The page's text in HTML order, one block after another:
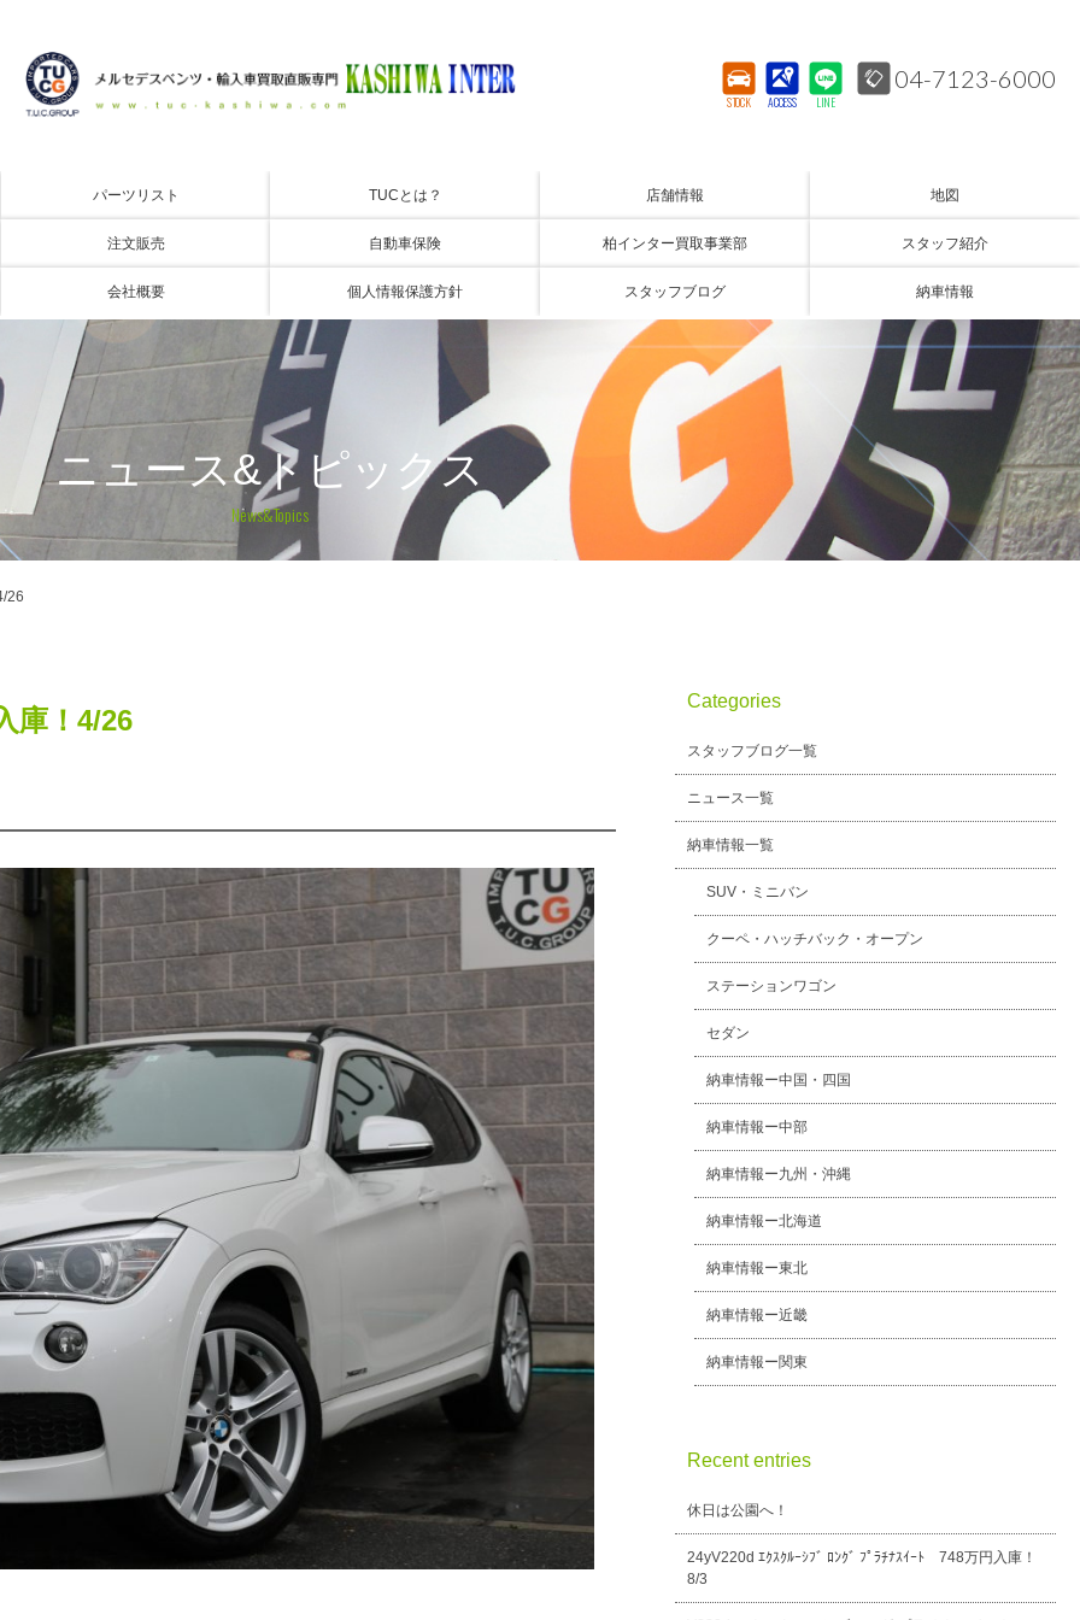
STOCK ACCESS LINE
04-7123-6000
パーツリスト TUCとは？ 店舗情報 地図
注文販売 自動車保険 柏インター買取事業部 スタッフ紹介
会社概要 個人情報保護方針 スタッフブログ 納車情報
ニュース&トピックス
News&Topics
26
庫！4/26
Categories
スタッフブログ一覧
ニュース一覧
納車情報一覧
SUV・ミニバン
クーペ・ハッチバック・オープン
ステーションワゴン
セダン
納車情報ー中国・四国
納車情報ー中部
納車情報ー九州・沖縄
納車情報ー北海道
納車情報ー東北
納車情報ー近畿
納車情報ー関東
Recent entries
休日は公園へ！
24yV220d ｴｸｽｸﾙｰｼﾌﾞ ﾛﾝｸﾞ ﾌﾟﾗﾁﾅｽｲｰﾄ 748万円入庫！
8/3